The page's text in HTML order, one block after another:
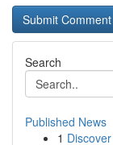
Search
Published News
1